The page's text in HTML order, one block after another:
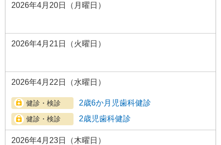
2026年4月20日（月曜日）
2026年4月21日（火曜日）
2026年4月22日（水曜日）
2歳6か月児歯科健診
2歳児歯科健診
2026年4月23日（木曜日）